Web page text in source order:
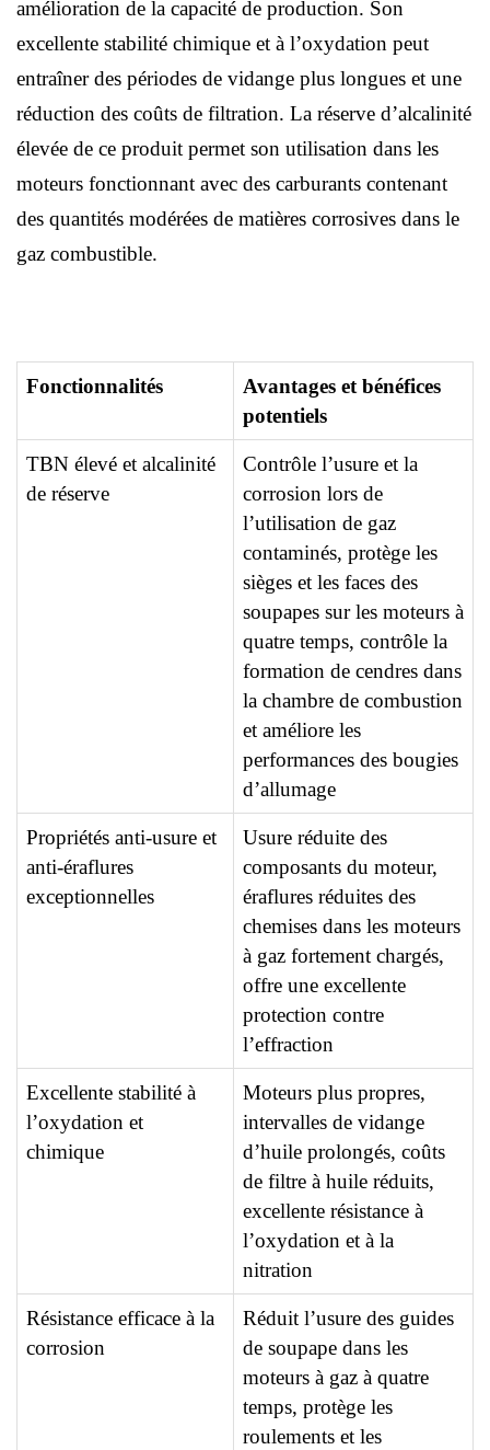
amélioration de la capacité de production. Son
excellente stabilité chimique et à l’oxydation peut
entraîner des périodes de vidange plus longues et une
réduction des coûts de filtration. La réserve d’alcalinité
élevée de ce produit permet son utilisation dans les
moteurs fonctionnant avec des carburants contenant
des quantités modérées de matières corrosives dans le
gaz combustible.
Fonctionnalités
Avantages et bénéfices
potentiels
TBN élevé et alcalinité
de réserve
Contrôle l’usure et la
corrosion lors de
l’utilisation de gaz
contaminés, protège les
sièges et les faces des
soupapes sur les moteurs à
quatre temps, contrôle la
formation de cendres dans
la chambre de combustion
et améliore les
performances des bougies
d’allumage
Propriétés anti-usure et
anti-éraflures
exceptionnelles
Usure réduite des
composants du moteur,
éraflures réduites des
chemises dans les moteurs
à gaz fortement chargés,
offre une excellente
protection contre
l’effraction
Excellente stabilité à
l’oxydation et
chimique
Moteurs plus propres,
intervalles de vidange
d’huile prolongés, coûts
de filtre à huile réduits,
excellente résistance à
l’oxydation et à la
nitration
Résistance efficace à la
corrosion
Réduit l’usure des guides
de soupape dans les
moteurs à gaz à quatre
temps, protège les
roulements et les